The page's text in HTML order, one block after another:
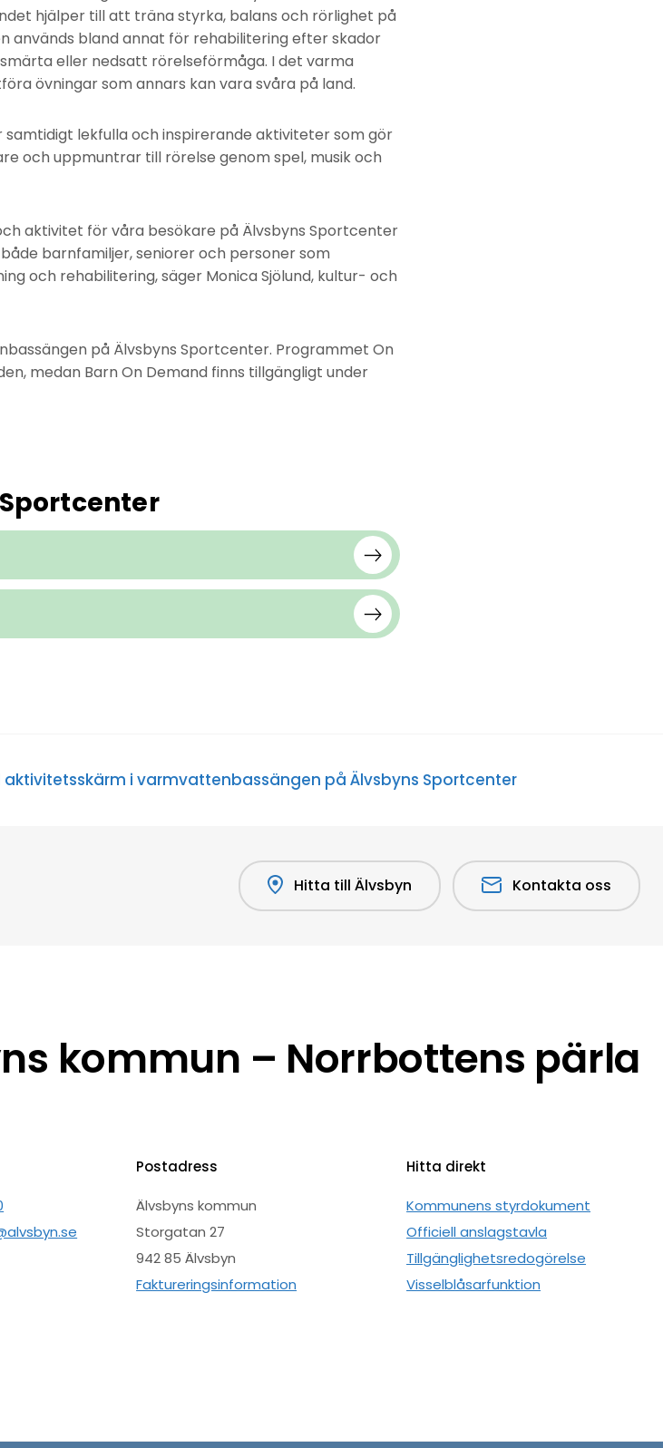
hjälper till att träna styrka, balans och rörlighet på
används bland annat för rehabilitering efter skador
eller nedsatt rörelseförmåga. I det varma
övningar som annars kan vara svåra på land.
lekfulla och inspirerande aktiviteter som gör
och uppmuntrar till rörelse genom spel, musik och
aktivitet för våra besökare på Älvsbyns Sportcenter
barnfamiljer, seniorer och personer som
och rehabilitering, säger Monica Sjölund, kultur- och
på Älvsbyns Sportcenter. Programmet On
medan Barn On Demand finns tillgängligt under
aktivitetsskärm i varmvattenbassängen på Älvsbyns Sportcenter
Hitta till Älvsbyn Kontakta oss
kommun – Norrbottens pärla
Postadress
Älvsbyns kommun
Storgatan 27
942 85 Älvsbyn
Faktureringsinformation
Hitta direkt
Kommunens styrdokument
Officiell anslagstavla
Tillgänglighetsredogörelse
Visselblåsarfunktion